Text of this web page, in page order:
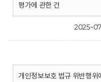
평가에 관한 건
2025-
개인정보보호 법규 위반행